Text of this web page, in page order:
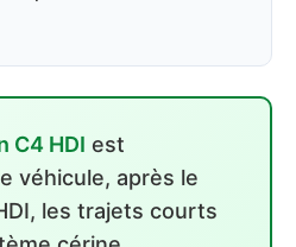
C4 HDI est
véhicule, après le
les trajets courts